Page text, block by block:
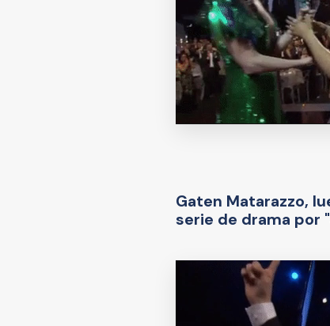
Gaten Matarazzo,
serie de drama por